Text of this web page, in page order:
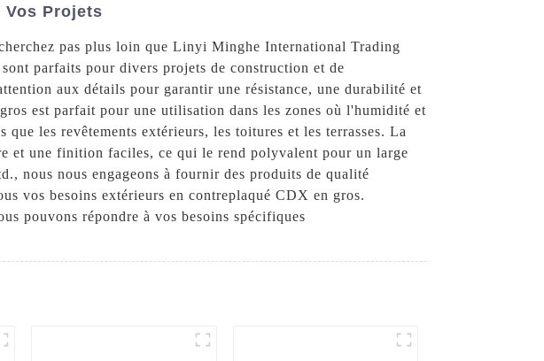
Vos Projets
pas plus loin que Linyi Minghe International Trading
parfaits pour divers projets de construction et de
aux détails pour garantir une résistance, une durabilité et
est parfait pour une utilisation dans les zones où l'humidité et
les revêtements extérieurs, les toitures et les terrasses. La
et une finition faciles, ce qui le rend polyvalent pour un large
nous nous engageons à fournir des produits de qualité
vos besoins extérieurs en contreplaqué CDX en gros.
pouvons répondre à vos besoins spécifiques